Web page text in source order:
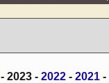
- 2023 - 2022 - 2021 -